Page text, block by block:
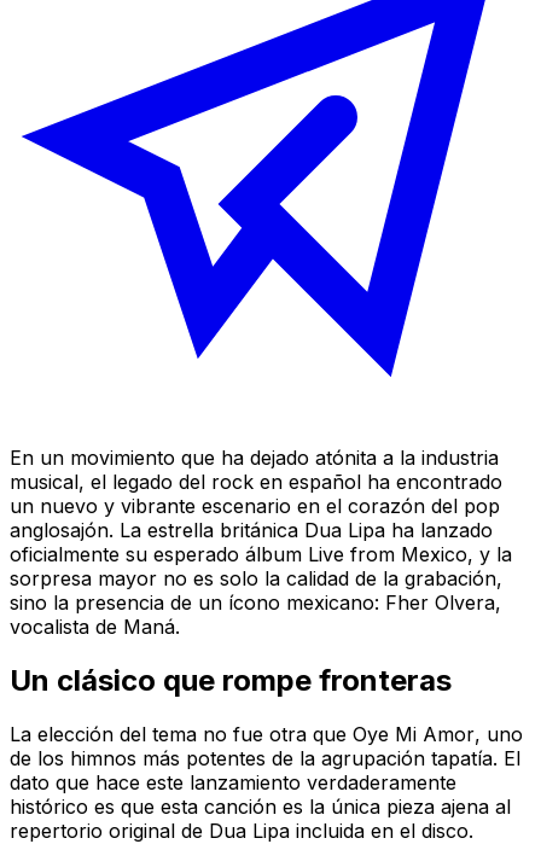
En un movimiento que ha dejado atónita a la industria
musical, el legado del rock en español ha encontrado
un nuevo y vibrante escenario en el corazón del pop
anglosajón. La estrella británica Dua Lipa ha lanzado
oficialmente su esperado álbum Live from Mexico, y la
sorpresa mayor no es solo la calidad de la grabación,
sino la presencia de un ícono mexicano: Fher Olvera,
vocalista de Maná.
Un clásico que rompe fronteras
La elección del tema no fue otra que Oye Mi Amor, uno
de los himnos más potentes de la agrupación tapatía. El
dato que hace este lanzamiento verdaderamente
histórico es que esta canción es la única pieza ajena al
repertorio original de Dua Lipa incluida en el disco.